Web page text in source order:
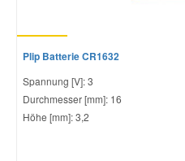
Plip Batterie CR1632
Spannung [V]: 3
Durchmesser [mm]: 16
Höhe [mm]: 3,2